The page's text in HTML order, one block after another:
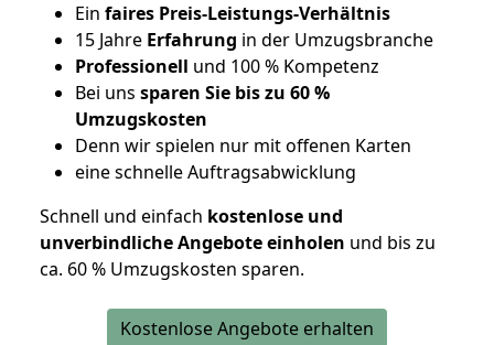
Ein faires Preis-Leistungs-Verhältnis
15 Jahre Erfahrung in der Umzugsbranche
Professionell und 100 % Kompetenz
Bei uns sparen Sie bis zu 60 %
Umzugskosten
Denn wir spielen nur mit offenen Karten
eine schnelle Auftragsabwicklung
Schnell und einfach kostenlose und
unverbindliche Angebote einholen und bis zu
ca. 60 % Umzugskosten sparen.
Kostenlose Angebote erhalten